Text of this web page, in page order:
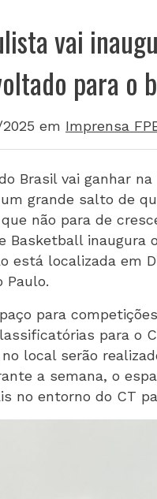
vai
para o
em Imprensa
Brasil vai ganhar
grande salto de
não para de
Basketball
está localizada em
Paulo.
para
para o
local serão
a semana, o
no entorno do CT